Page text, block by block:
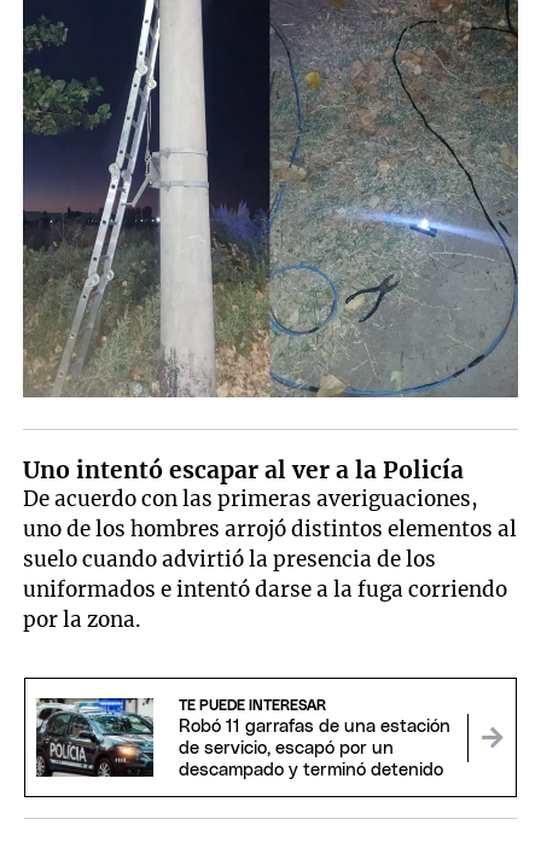
Uno intentó escapar al ver a la Policía
De acuerdo con las primeras averiguaciones,
uno de los hombres arrojó distintos elementos al
suelo cuando advirtió la presencia de los
uniformados e intentó darse a la fuga corriendo
por la zona.
TE PUEDE INTERESAR
Robó 11 garrafas de una estación
de servicio, escapó por un
descampado y terminó detenido